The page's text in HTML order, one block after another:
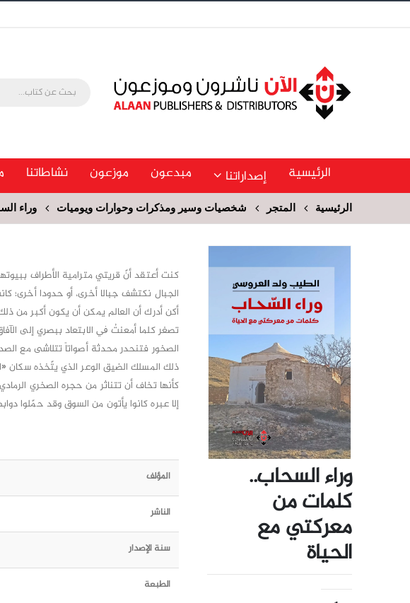
الرئيسية إصداراتنا مبدعون موزعون نشاطاتنا
الرئيسية المتجر شخصيات وسير ومذكرات وحوارات ويوميات وراء
وراء السحاب..
كلمات من
معركتي مع
الحياة
كنت أعتقد أنّ قريتي مترامية الأطراف
الجبال نكتشف جبالا أخرى، أو حدودا أخرى؛
أكن أدرك أن العالم يمكن أن يكون أكبر من
تصغر كلما أمعنتُ ﰲ الابتعاد ببصري إلى
الصخور فتنحدر محدثة أصواتاً تتلاشى مع
ذلك المسلك الضيق الوعر الذي يتّخذه سكان
كأنها تخاف أن تتناثر من حجره الصخري
إلا عبره كانوا يأتون من السوق وقد حمّلوا
المؤلف
الناشر
سنة الإصدار
الطبعة